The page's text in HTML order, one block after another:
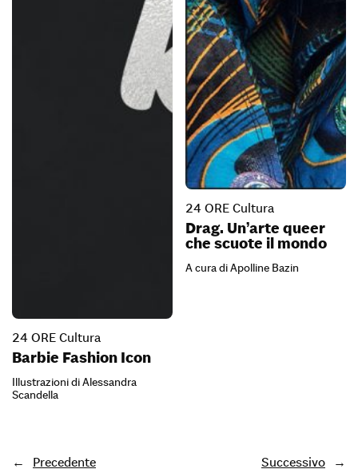
24 ORE Cultura
Barbie Fashion Icon
Illustrazioni di Alessandra
Scandella
24 ORE Cultura
Drag. Un’arte queer
che scuote il mondo
A cura di Apolline Bazin
← Precedente Successivo →